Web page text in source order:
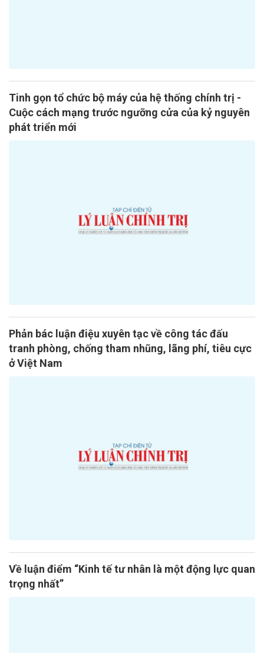
Tinh gọn tổ chức bộ máy của hệ thống chính trị -
Cuộc cách mạng trước ngưỡng cửa của kỷ nguyên
phát triển mới
Phản bác luận điệu xuyên tạc về công tác đấu
tranh phòng, chống tham nhũng, lãng phí, tiêu cực
ở Việt Nam
Về luận điểm “Kinh tế tư nhân là một động lực quan
trọng nhất”